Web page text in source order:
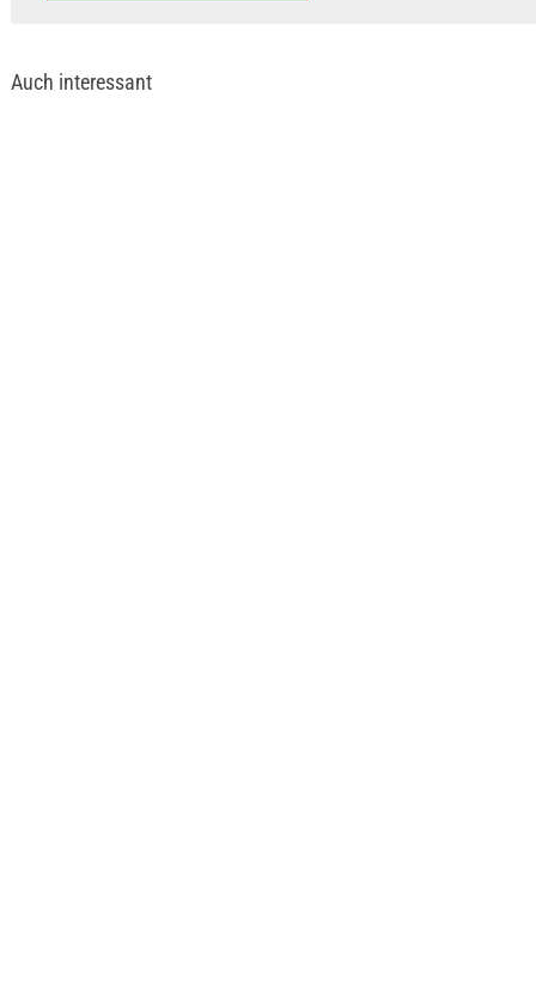
Auch interessant